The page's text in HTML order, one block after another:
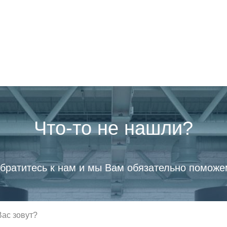
Что-то не нашли?
к нам и мы Вам обязательно